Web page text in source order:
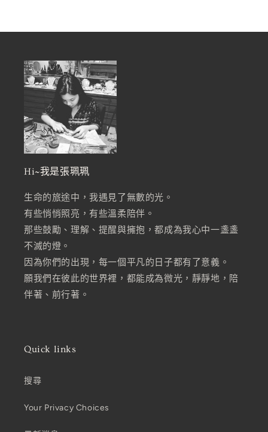
Hi~我是張珮珮
生命的旅途中，我遇見了無數的光。
有些悄悄照亮，有些溫柔陪伴。
那些鼓勵、理解、提醒與擁抱，都成為我心中一盞盞
不滅的燈。
因為你們的出現，每一個平凡的日子都有了意義。
願我們在彼此的世界裡，都能成為微光，靜靜地，陪
伴著、前行著。
Quick links
搜尋
Your Privacy Choices